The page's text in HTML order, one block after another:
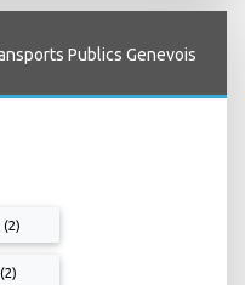
Publics Genevois
(2)